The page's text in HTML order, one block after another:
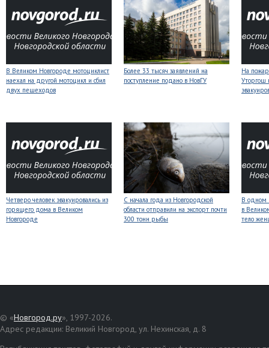
В Великом Новгороде мотоциклист
наехал на другой мотоцикл и сбил
двух пешеходов
Более 33 тысяч заявлений на
поступление подано в НовГУ
На
Уторгош
Четверо человек эвакуировались из
горящего дома в Великом
Новгороде
С начала года из Новгородской
области отправили на экспорт почти
300 тонн рыбы
В одном
в
тело
© «Новгород.ру», 1997-2026.
Адрес редакции: Великий Новгород, ул. Нехинская, д. 8